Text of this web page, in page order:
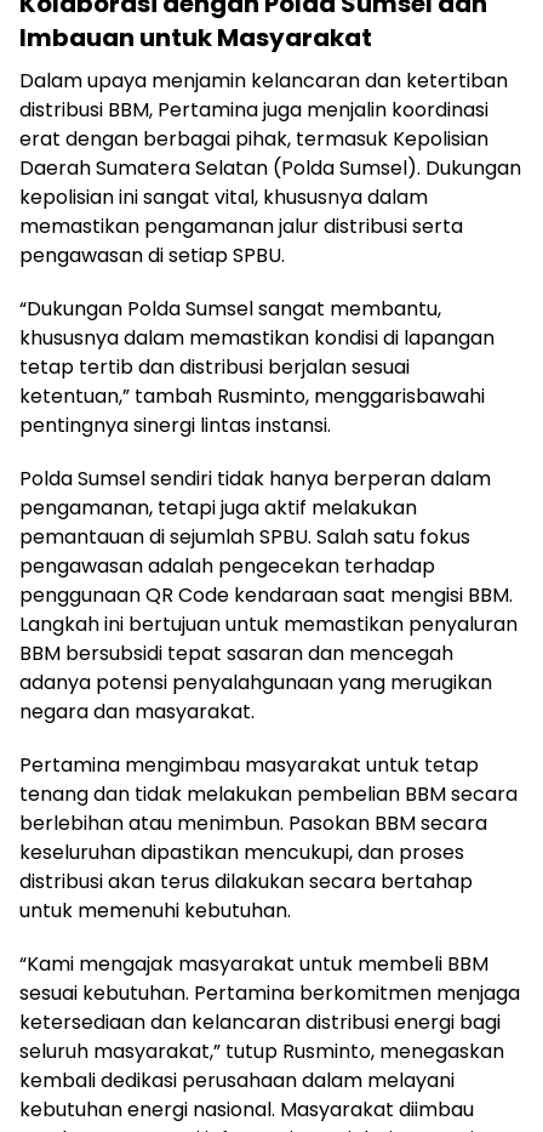
Imbauan untuk Masyarakat
Dalam upaya menjamin kelancaran dan ketertiban
distribusi BBM, Pertamina juga menjalin koordinasi
erat dengan berbagai pihak, termasuk Kepolisian
Daerah Sumatera Selatan (Polda Sumsel). Dukungan
kepolisian ini sangat vital, khususnya dalam
memastikan pengamanan jalur distribusi serta
pengawasan di setiap SPBU.
“Dukungan Polda Sumsel sangat membantu,
khususnya dalam memastikan kondisi di lapangan
tetap tertib dan distribusi berjalan sesuai
ketentuan,” tambah Rusminto, menggarisbawahi
pentingnya sinergi lintas instansi.
Polda Sumsel sendiri tidak hanya berperan dalam
pengamanan, tetapi juga aktif melakukan
pemantauan di sejumlah SPBU. Salah satu fokus
pengawasan adalah pengecekan terhadap
penggunaan QR Code kendaraan saat mengisi BBM.
Langkah ini bertujuan untuk memastikan penyaluran
BBM bersubsidi tepat sasaran dan mencegah
adanya potensi penyalahgunaan yang merugikan
negara dan masyarakat.
Pertamina mengimbau masyarakat untuk tetap
tenang dan tidak melakukan pembelian BBM secara
berlebihan atau menimbun. Pasokan BBM secara
keseluruhan dipastikan mencukupi, dan proses
distribusi akan terus dilakukan secara bertahap
untuk memenuhi kebutuhan.
“Kami mengajak masyarakat untuk membeli BBM
sesuai kebutuhan. Pertamina berkomitmen menjaga
ketersediaan dan kelancaran distribusi energi bagi
seluruh masyarakat,” tutup Rusminto, menegaskan
kembali dedikasi perusahaan dalam melayani
kebutuhan energi nasional. Masyarakat diimbau